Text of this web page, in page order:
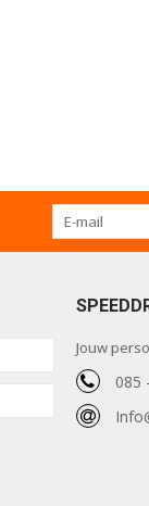
Jouw
085